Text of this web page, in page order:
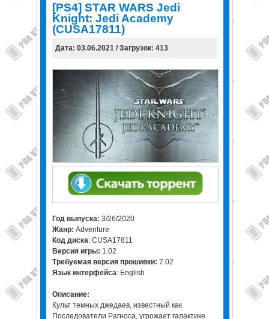
[PS4] STAR WARS Jedi
Knight: Jedi Academy
(CUSA17811)
Дата: 03.06.2021 / Загрузок: 413
Год выпуска: 3/26/2020
Жанр: Adventure
Код диска: CUSA17811
Версия игры: 1.02
Требуемая версия прошивки: 7.02
Язык интерфейса: English
Описание:
Культ темных джедаев, известный как
Последователи Рагноса, угрожает галактике.